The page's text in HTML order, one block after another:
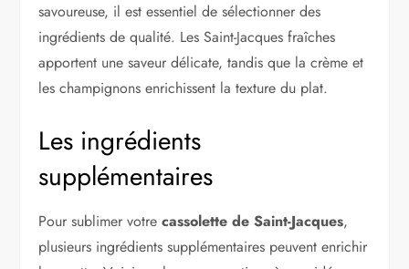
savoureuse, il est essentiel de sélectionner des
ingrédients de qualité. Les Saint-Jacques fraîches
apportent une saveur délicate, tandis que la crème et
les champignons enrichissent la texture du plat.
Les ingrédients
supplémentaires
Pour sublimer votrecassolette de Saint-Jacques,
plusieurs ingrédients supplémentaires peuvent enrichir